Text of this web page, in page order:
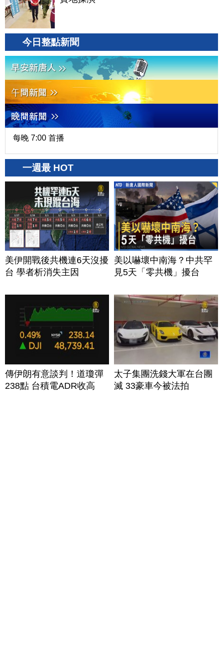
今日整點新聞
每晚 7:00 首播
一週最 HOT
美伊開戰後共機連6天沒擾
台 學者析消失主因
美以嚇壞中南海？中共罕
見5天「零共機」擾台
傳伊朗有意談判！道瓊彈
238點 台積電ADR收高
太子集團洗錢大軍在台團
滅 33豪車今被法拍